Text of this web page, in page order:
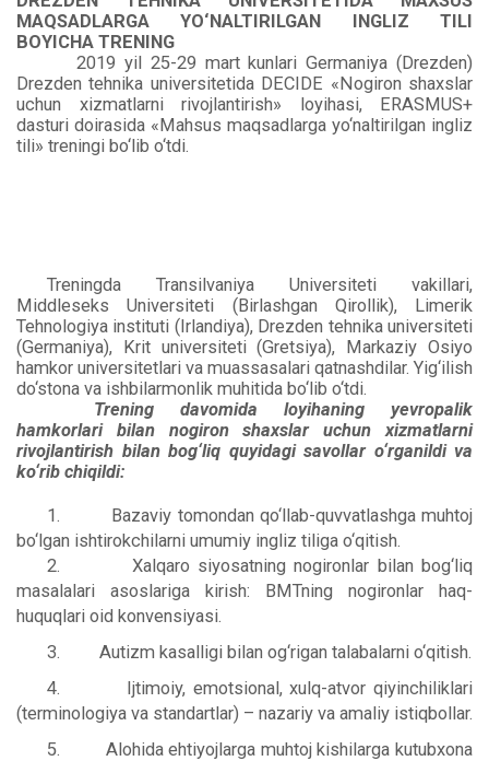
MAQSADLARGA YO‘NALTIRILGAN INGLIZ TILI
BOYICHA TRENING
2019 yil 25-29 mart kunlari Germaniya (Drezden)
Drezden tehnika universitetida DECIDE «Nogiron shaxslar
uchun xizmatlarni rivojlantirish» loyihasi, ERASMUS+
dasturi doirasida «Mahsus maqsadlarga yo‘naltirilgan ingliz
tili» treningi bo‘lib o‘tdi.
Treningda Transilvaniya Universiteti vakillari,
Middleseks Universiteti (Birlashgan Qirollik), Limerik
Tehnologiya instituti (Irlandiya), Drezden tehnika universiteti
(Germaniya), Krit universiteti (Gretsiya), Markaziy Osiyo
hamkor universitetlari va muassasalari qatnashdilar. Yig‘ilish
do‘stona va ishbilarmonlik muhitida bo‘lib o‘tdi.
Trening davomida loyihaning yevropalik
hamkorlari bilan nogiron shaxslar uchun xizmatlarni
rivojlantirish bilan bog‘liq quyidagi savollar o‘rganildi va
ko‘rib chiqildi:
1.
Bazaviy tomondan qo‘llab-quvvatlashga muhtoj
bo‘lgan ishtirokchilarni umumiy ingliz tiliga o‘qitish
2.
Xalqaro siyosatning nogironlar bilan bog‘liq
masalalari asoslariga kirish: BMTning nogironlar haq-
huquqlari oid konvensiyasi.
3.
Autizm kasalligi bilan og‘rigan talabalarni o‘qitish.
4.
Ijtimoiy, emotsional, xulq-atvor qiyinchiliklari
(terminologiya va standartlar) – nazariy va amaliy istiqbollar.
5.
Alohida ehtiyojlarga muhtoj kishilarga kutubxona